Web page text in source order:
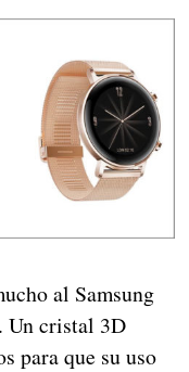
al Samsung
Un cristal 3D
para que su uso